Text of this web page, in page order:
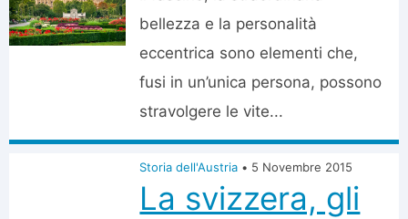
bellezza e la personalità
eccentrica sono elementi che,
fusi in un’unica persona, possono
stravolgere le vite...
Storia dell'Austria • 5 Novembre 2015
La svizzera, gli